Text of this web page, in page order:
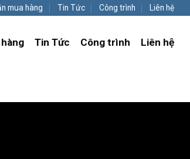
mua hàng Tin Tức Công trình Liên hệ
Tin Tức Công trình Liên hệ